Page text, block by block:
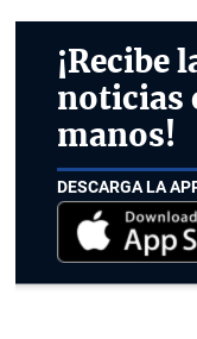
¡Recibe
noticias
manos!
DESCARGA LA